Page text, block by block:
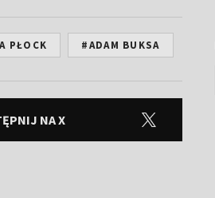
PŁOCK #ADAM BUKSA
NA X